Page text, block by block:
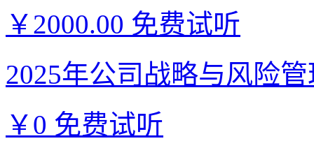
￥2000.00 免费试听
2025年公司战略与风险
￥0 免费试听